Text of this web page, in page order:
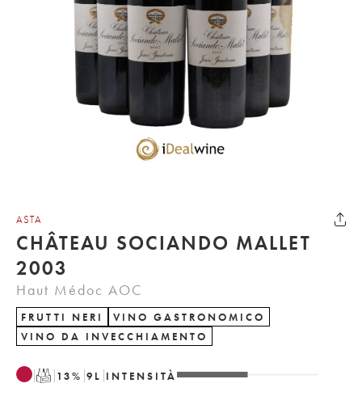
ASTA
CHÂTEAU SOCIANDO MALLET
2003
Haut Médoc AOC
FRUTTI NERI
VINO GASTRONOMICO
VINO DA INVECCHIAMENTO
T 13% 9 L INTENSITÀ